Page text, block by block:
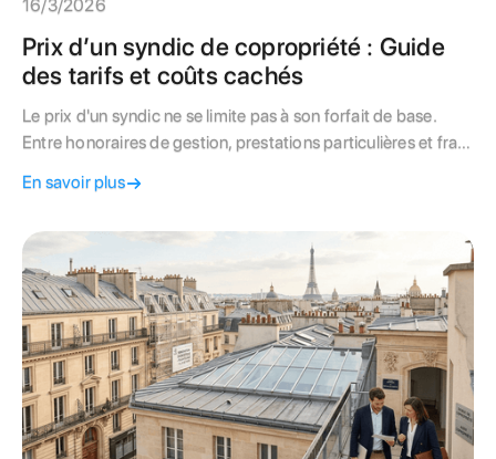
16/3/2026
Prix d’un syndic de copropriété : Guide
des tarifs et coûts cachés
Le prix d'un syndic ne se limite pas à son forfait de base.
Entre honoraires de gestion, prestations particulières et frais
guide décrypte les tarifs moyens à Paris et vous donne les
En savoir plus